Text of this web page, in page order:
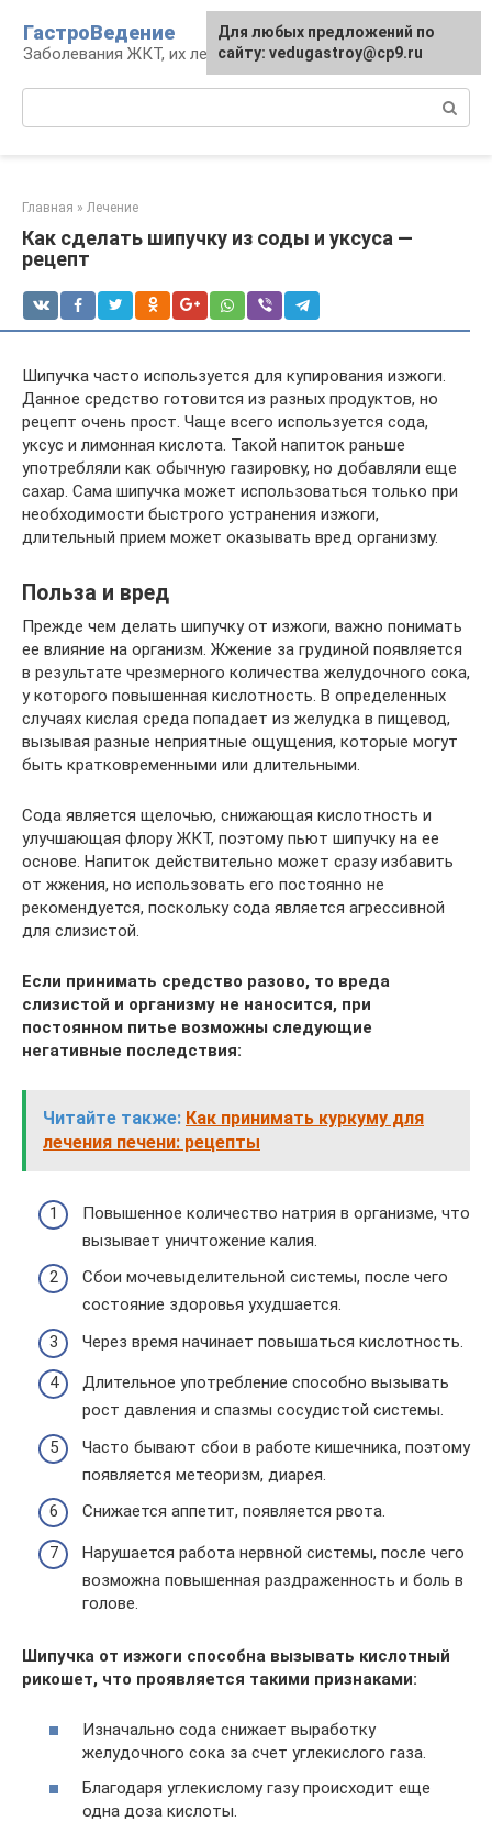
контенту
ГастроВедение
Заболевания ЖКТ, их лечение и профилактика
Главная » Лечение
Как сделать шипучку из соды и уксуса —
рецепт
Шипучка часто используется для купирования изжоги.
Данное средство готовится из разных продуктов, но
рецепт очень прост. Чаще всего используется сода,
уксус и лимонная кислота. Такой напиток раньше
употребляли как обычную газировку, но добавляли еще
сахар. Сама шипучка может использоваться только при
необходимости быстрого устранения изжоги,
длительный прием может оказывать вред организму.
Польза и вред
Прежде чем делать шипучку от изжоги, важно понимать
ее влияние на организм. Жжение за грудиной появляется
в результате чрезмерного количества желудочного сока,
у которого повышенная кислотность. В определенных
случаях кислая среда попадает из желудка в пищевод,
вызывая разные неприятные ощущения, которые могут
быть кратковременными или длительными.
Сода является щелочью, снижающая кислотность и
улучшающая флору ЖКТ, поэтому пьют шипучку на ее
основе. Напиток действительно может сразу избавить
от жжения, но использовать его постоянно не
рекомендуется, поскольку сода является агрессивной
для слизистой.
Если принимать средство разово, то вреда
слизистой и организму не наносится, при
постоянном питье возможны следующие
негативные последствия:
Читайте также: Как принимать куркуму для
лечения печени: рецепты
Повышенное количество натрия в организме, что
вызывает уничтожение калия.
Сбои мочевыделительной системы, после чего
состояние здоровья ухудшается.
Через время начинает повышаться кислотность.
Длительное употребление способно вызывать
рост давления и спазмы сосудистой системы.
Часто бывают сбои в работе кишечника, поэтому
появляется метеоризм, диарея.
Снижается аппетит, появляется рвота.
Нарушается работа нервной системы, после чего
возможна повышенная раздраженность и боль в
голове.
Шипучка от изжоги способна вызывать кислотный
рикошет, что проявляется такими признаками:
Изначально сода снижает выработку
желудочного сока за счет углекислого газа.
Благодаря углекислому газу происходит еще
одна доза кислоты.
Для любых предложений по
сайту: vedugastroy@cp9.ru